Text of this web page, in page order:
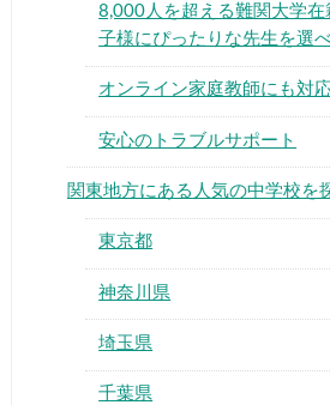
8,000人を超える難関大学
子様にぴったりな先生を選
オンライン家庭教師にも対応
安心のトラブルサポート
関東地方にある人気の中学校を
東京都
神奈川県
埼玉県
千葉県